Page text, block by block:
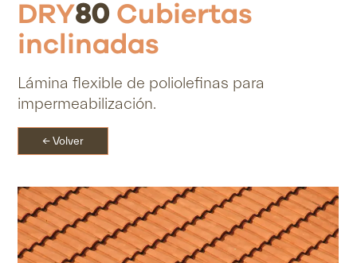
DRY80 Cubiertas
inclinadas
Lámina flexible de poliolefinas para
impermeabilización.
← Volver